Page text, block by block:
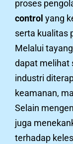
proses
control yang
serta kualitas
Melalui
dapat melihat
industri
keamanan,
Selain
juga
terhadap